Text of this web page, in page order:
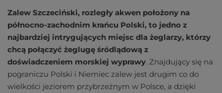
Zalew Szczeciński, rozległy akwen położony na
północno-zachodnim krańcu Polski, to jedno z
najbardziej intrygujących miejsc dla żeglarzy, którzy
chcą połączyć żeglugę śródlądową z
doświadczeniem morskiej wyprawy. Znajdujący się na
pograniczu Polski i Niemiec zalew jest drugim co do
wielkości jeziorem przybrzeżnym w Polsce, a dzięki